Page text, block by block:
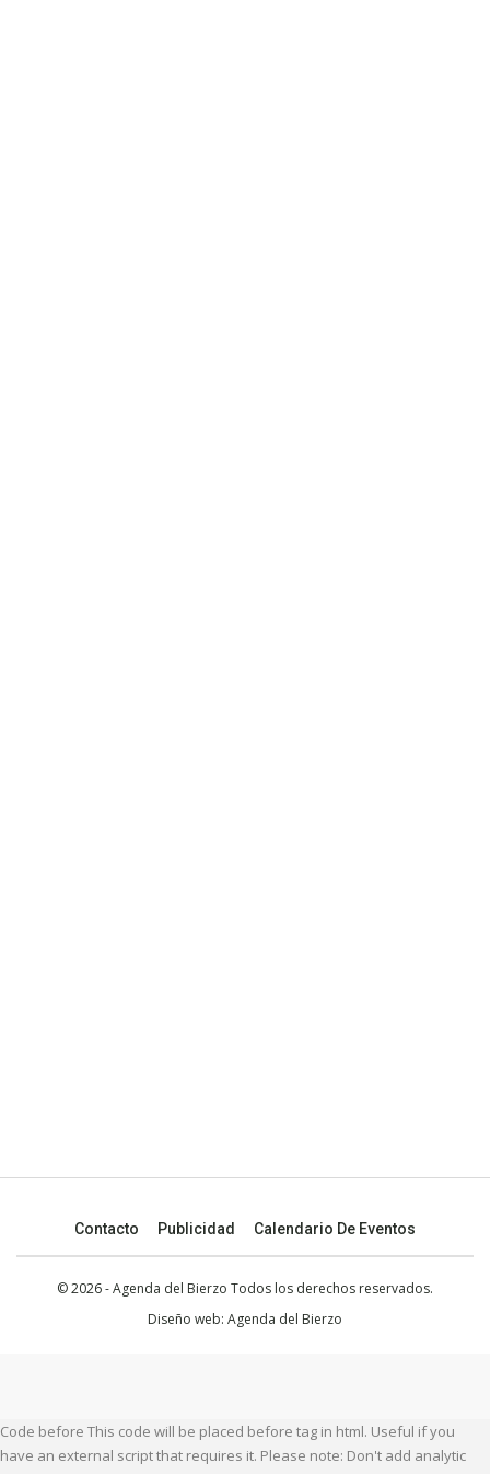
Contacto Publicidad Calendario De Eventos
© 2026 - Agenda del Bierzo Todos los derechos reservados.
Diseño web: Agenda del Bierzo
Code before This code will be placed before tag in html. Useful if you
have an external script that requires it. Please note: Don't add analytic